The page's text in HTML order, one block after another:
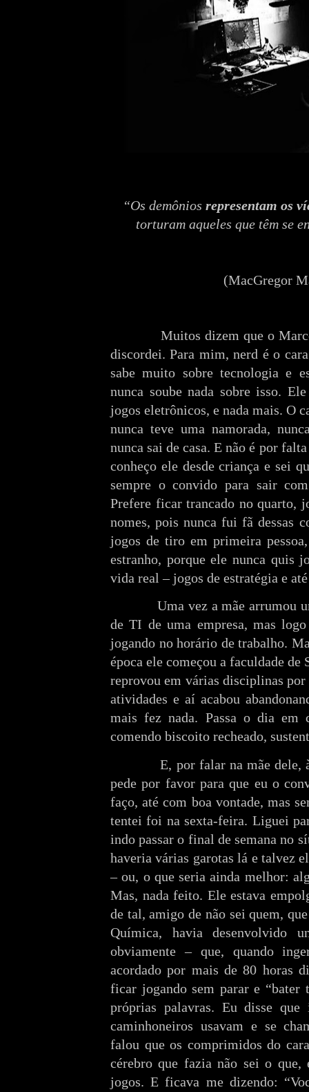
“Os demônios representam os
torturam aqueles que têm se
(MacGregor
Muitos dizem que o
discordei. Para mim, nerd é o
sabe muito sobre tecnologia e
nunca soube nada sobre isso.
jogos eletrônicos, e nada mais. O
nunca teve uma namorada,
nunca sai de casa. E não é por
conheço ele desde criança e sei
sempre o convido para sair
Prefere ficar trancado no quarto,
nomes, pois nunca fui fã dessas
jogos de tiro em primeira
estranho, porque ele nunca quis
vida real – jogos de estratégia e
Uma vez a mãe arrumou um
de TI de uma empresa, mas
jogando no horário de trabalho.
época ele começou a faculdade de
reprovou em várias disciplinas
atividades e aí acabou
mais fez nada. Passa o dia em
comendo biscoito recheado,
E, por falar na mãe dele, às
pede por favor para que eu o
faço, até com boa vontade, mas
tentei foi na sexta-feira. Liguei
indo passar o final de semana no
haveria várias garotas lá e talvez
– ou, o que seria ainda melhor:
Mas, nada feito. Ele estava
de tal, amigo de não sei quem,
Química, havia desenvolvido
obviamente – que, quando
acordado por mais de 80 horas
ficar jogando sem parar e “bater
próprias palavras. Eu disse
caminhoneiros usavam e se
falou que os comprimidos do
cérebro que fazia não sei o
jogos. E ficava me dizendo: